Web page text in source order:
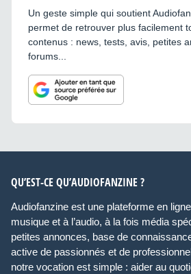
Un geste simple qui soutient
permet de retrouver plus facilement
contenus : news, tests, avis, petites
forums...
QU’EST-CE QU’AUDIOFANZINE ?
Audiofanzine est une plateforme en
musique et à l’audio, à la fois média
petites annonces, base de
active de passionnés et de
notre vocation est simple : aider au